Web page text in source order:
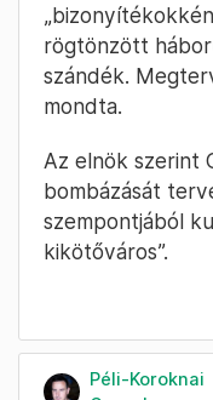
rögtönzött
szándék.
mondta.
Az elnök szerint
bombázását
szempontjából
kikötőváros”.
Péli-Koroknai